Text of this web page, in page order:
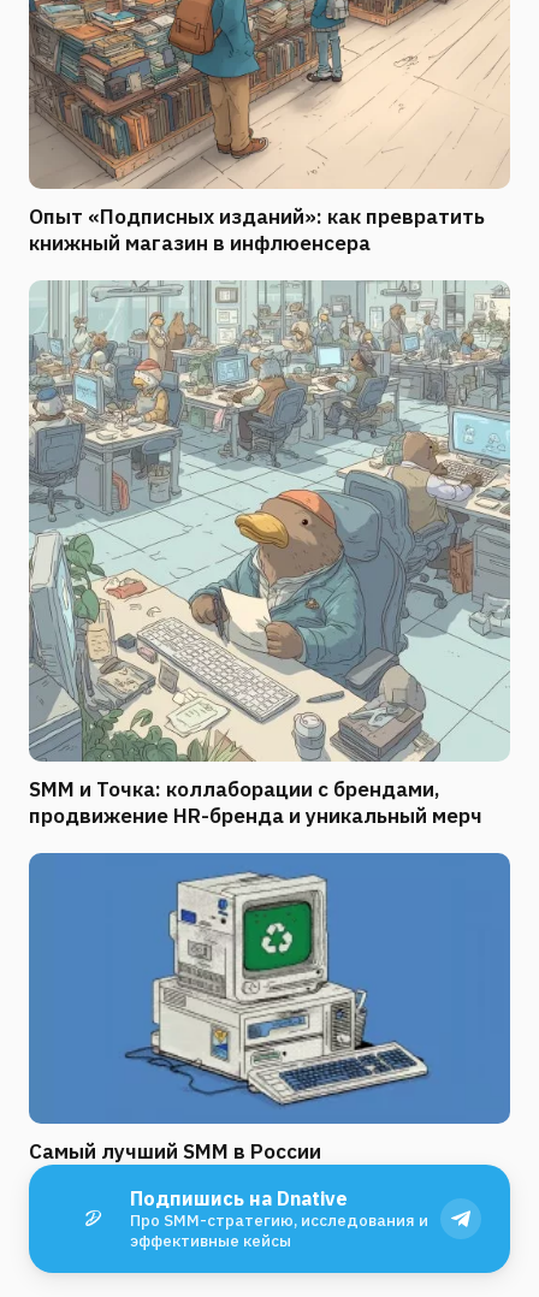
Опыт «Подписных изданий»: как превратить
книжный магазин в инфлюенсера
SMM и Точка: коллаборации с брендами,
продвижение HR-бренда и уникальный мерч
Самый лучший SMM в России
Подпишись на Dnative
Про SMM-стратегию, исследования и
эффективные кейсы